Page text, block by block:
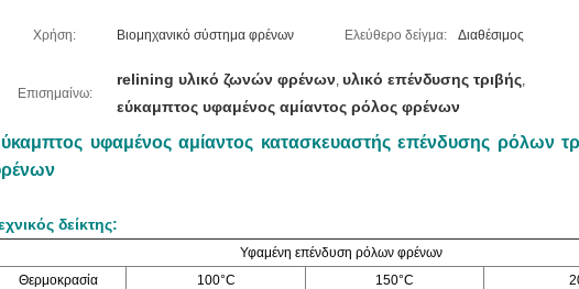
Χρήση: Βιομηχανικό σύστημα φρένων Ελεύθερο δείγμα: Διαθέσιμος
Επισημαίνω:
relining υλικό ζωνών φρένων, υλικό επένδυσης τριβής,
εύκαμπτος υφαμένος αμίαντος ρόλος φρένων
υφαμένος αμίαντος κατασκευαστής επένδυσης ρόλων
δείκτης:
Υφαμένη επένδυση ρόλων φρένων
Θερμοκρασία
100°C 150°C